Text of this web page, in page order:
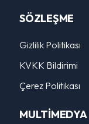
SÖZLEŞME
Gizlilik Politikası
KVKK Bildirimi
Çerez Politikası
MULTİMEDYA